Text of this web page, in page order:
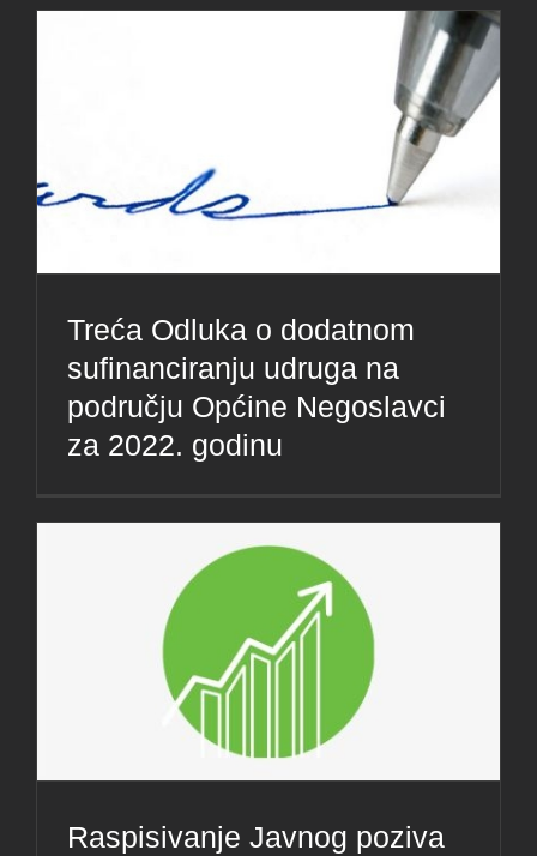
Treća Odluka o dodatnom
sufinanciranju udruga na
području Općine Negoslavci
za 2022. godinu
Raspisivanje Javnog poziva